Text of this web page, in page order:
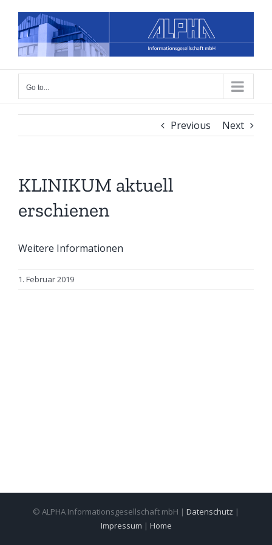
content
Go to...
Previous Next
KLINIKUM aktuell
erschienen
Weitere Informationen
1. Februar 2019
© ALPHA Informationsgesellschaft mbH | Datenschutz |
Impressum | Home